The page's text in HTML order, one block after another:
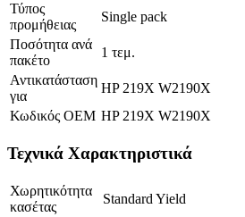
Τύπος
προμήθειας
Single pack
Ποσότητα ανά
πακέτο
1 τεμ.
Αντικατάσταση
για
HP 219X W2190X
Κωδικός OEM HP 219X W2190X
Τεχνικά Χαρακτηριστικά
Χωρητικότητα
κασέτας
Standard Yield